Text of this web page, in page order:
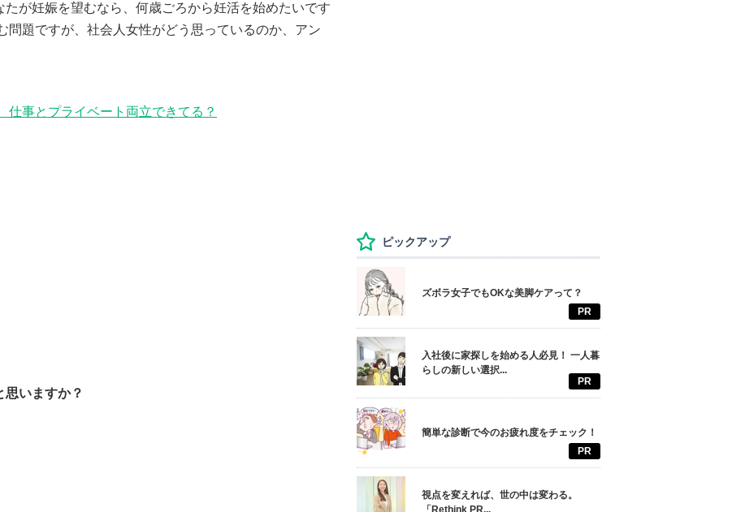
たが妊娠を望むなら、何歳ごろから妊活を始めたいです
問題ですが、社会人女性がどう思っているのか、アン
仕事とプライベート両立できてる？
思いますか？
ピックアップ
ズボラ女子でもOKな美脚ケアって？
PR
入社後に家探しを始める人必見！ 一人暮
らしの新しい選択...
PR
簡単な診断で今のお疲れ度をチェック！
PR
視点を変えれば、世の中は変わる。
「Rethink PR...